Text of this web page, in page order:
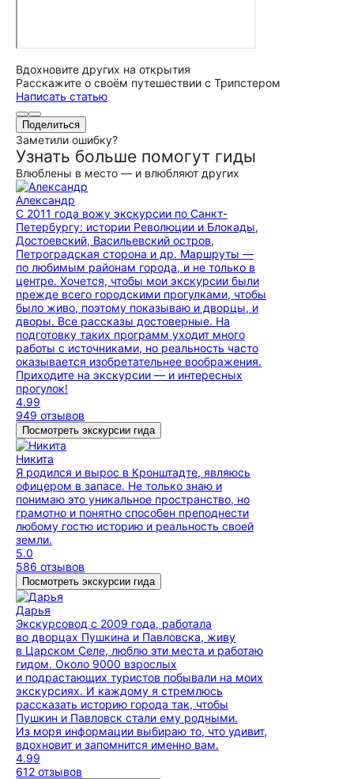
Вдохновите других на открытия
Расскажите о своём путешествии с Трипстером
Написать статью
Поделиться
Заметили ошибку?
Узнать больше помогут гиды
Влюблены в место — и влюбляют других
Александр
С 2011 года вожу экскурсии по Санкт-
Петербургу: истории Революции и Блокады,
Достоевский, Васильевский остров,
Петроградская сторона и др. Маршруты —
по любимым районам города, и не только в
центре. Хочется, чтобы мои экскурсии были
прежде всего городскими прогулками, чтобы
было живо, поэтому показываю и дворцы, и
дворы. Все рассказы достоверные. На
подготовку таких программ уходит много
работы с источниками, но реальность часто
оказывается изобретательнее воображения.
Приходите на экскурсии — и интересных
прогулок!
4.99
949 отзывов
Посмотреть экскурсии гида
Никита
Я родился и вырос в Кронштадте, являюсь
офицером в запасе. Не только знаю и
понимаю это уникальное пространство, но
грамотно и понятно способен преподнести
любому гостю историю и реальность своей
земли.
5.0
586 отзывов
Посмотреть экскурсии гида
Дарья
Экскурсовод с 2009 года, работала
во дворцах Пушкина и Павловска, живу
в Царском Селе, люблю эти места и работаю
гидом. Около 9000 взрослых
и подрастающих туристов побывали на моих
экскурсиях. И каждому я стремлюсь
рассказать историю города так, чтобы
Пушкин и Павловск стали ему родными.
Из моря информации выбираю то, что удивит,
вдохновит и запомнится именно вам.
4.99
612 отзывов